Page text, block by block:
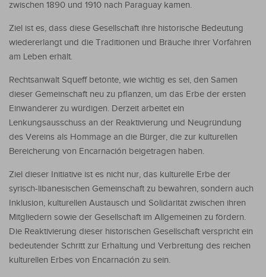
zwischen 1890 und 1910 nach Paraguay kamen.
Ziel ist es, dass diese Gesellschaft ihre historische Bedeutung
wiedererlangt und die Traditionen und Bräuche ihrer Vorfahren
am Leben erhält.
Rechtsanwalt Squeff betonte, wie wichtig es sei, den Samen
dieser Gemeinschaft neu zu pflanzen, um das Erbe der ersten
Einwanderer zu würdigen. Derzeit arbeitet ein
Lenkungsausschuss an der Reaktivierung und Neugründung
des Vereins als Hommage an die Bürger, die zur kulturellen
Bereicherung von Encarnación beigetragen haben.
Ziel dieser Initiative ist es nicht nur, das kulturelle Erbe der
syrisch-libanesischen Gemeinschaft zu bewahren, sondern auch
Inklusion, kulturellen Austausch und Solidarität zwischen ihren
Mitgliedern sowie der Gesellschaft im Allgemeinen zu fördern.
Die Reaktivierung dieser historischen Gesellschaft verspricht ein
bedeutender Schritt zur Erhaltung und Verbreitung des reichen
kulturellen Erbes von Encarnación zu sein.